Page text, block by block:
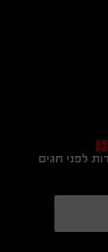
לפני חגים